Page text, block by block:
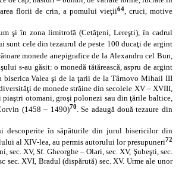
florii de crin, a pomului vieţii64, cruci, motive
şi în zona limitrofă (Cetăţeni, Lereşti), în cadrul
sunt cele din tezaurul de peste 100 ducaţi de argint
monede anepigrafice de la Alexandru cel Bun,
s‑au găsit: o monedă tătărească, aspru de argint
biserica Valea şi de la ţarii de la Târnovo Mihail III
de monede străine din secolele XV – XVIII,
otomani, groşi polonezi sau din ţările baltice,
(1458 – 1490)70. Se adaugă două tezaure din
descoperite în săpăturile din jurul bisericilor din
al XIV‑lea, au permis autorului lor presupuneri72
sec. XV, Sf. Gheorghe – Olari, sec. XV, Şubeşti, sec.
sec. XVI, Bradul (dispărută) sec. XV. Urme ale unor